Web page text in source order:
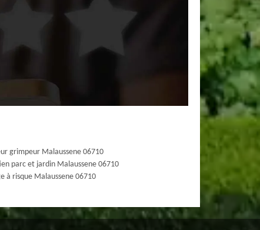
grimpeur Malaussene 06710
parc et jardin Malaussene 06710
à risque Malaussene 06710